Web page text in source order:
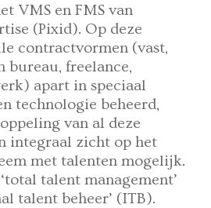
VMS en FMS van
(Pixid). Op deze
contractvormen (vast,
bureau, freelance,
apart in speciaal
technologie beheerd,
van al deze
integraal zicht op het
met talenten mogelijk.
talent management’
talent beheer’ (ITB).